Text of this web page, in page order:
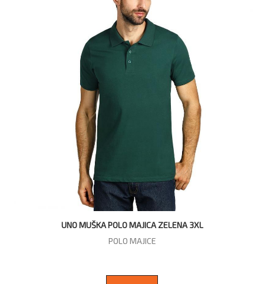
UNO MUŠKA POLO MAJICA ZELENA 3XL
POLO MAJICE